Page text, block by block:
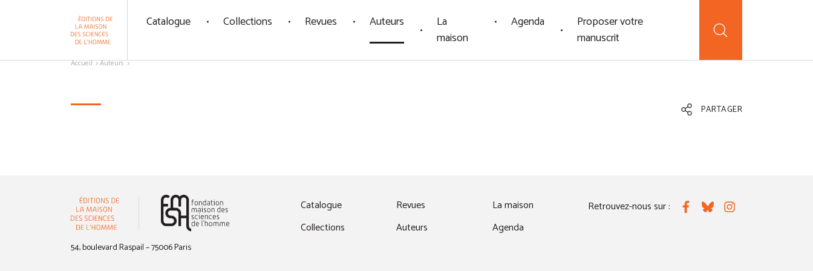
Catalogue Collections Revues Auteurs
La
maison
Agenda
Proposer votre
manuscrit
Accueil Auteurs
PARTAGER
54, boulevard Raspail – 75006 Paris
Catalogue
Collections
Revues
Auteurs
La maison
Agenda
Retrouvez-nous sur : FacebookBlueskyInstagram